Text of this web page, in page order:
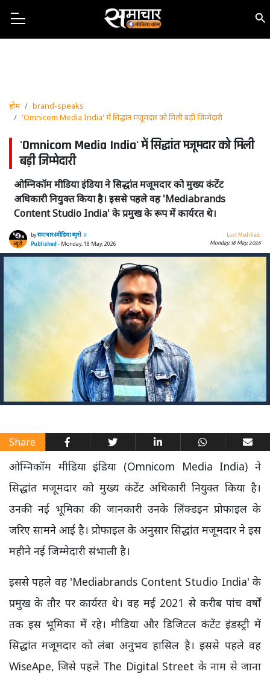
होम
brand-speaks
'Omnicom Media India' में सिद्धांत मजूमदार को मिली बड़ी जिम्मेदारी
'Omnicom Media India' में सिद्धांत मजूमदार को मिली
बड़ी जिम्मेदारी
ओम्निकॉम मीडिया इंडिया ने सिद्धांत मजूमदार को मुख्य कंटेंट
अधिकारी नियुक्त किया है। इससे पहले वह 'Mediabrands
Content Studio India' के प्रमुख के रूप में कार्यरत थे।
byसमाचार4मीडिया ब्यूरो ।।
Published- Monday, 18 May, 2026
Last Modified:
Monday, 18 May, 2026
Share
ओम्निकॉम मीडिया इंडिया (Omnicom Media India) ने
सिद्धांत मजूमदार को मुख्य कंटेंट अधिकारी नियुक्त किया है।
उनकी नई भूमिका की जानकारी उनके लिंक्डइन प्रोफाइल के
जरिए सामने आई है। प्रोफाइल के अनुसार सिद्धांत मजूमदार ने इस
महीने नई जिम्मेदारी संभाली है।
इससे पहले वह 'Mediabrands Content Studio India' के
प्रमुख के तौर पर कार्यरत थे। वह मई 2021 से करीब पांच वर्षों
तक इस भूमिका में रहे। मीडिया और डिजिटल कंटेंट इंडस्ट्री में
सिद्धांत मजूमदार को लंबा अनुभव हासिल है। इससे पहले वह
WiseApe, जिसे पहले The Digital Street के नाम से जाना